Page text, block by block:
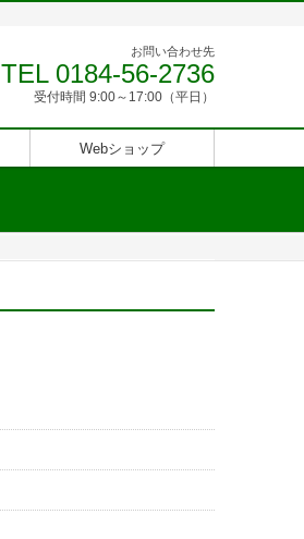
お問い合わせ先
TEL 0184-56-2736
受付時間 9:00～17:00（平日）
Webショップ